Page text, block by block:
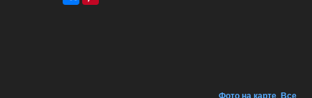
Фото на карте, Все